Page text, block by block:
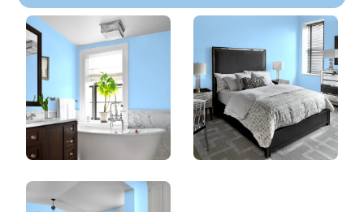
Doux Rêves
DLX1241-3